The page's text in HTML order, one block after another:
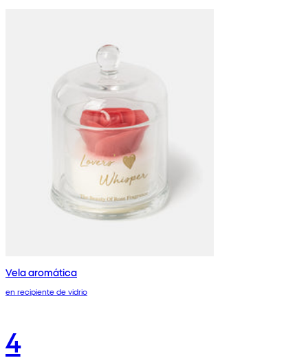
Vela aromática
en recipiente de vidrio
4